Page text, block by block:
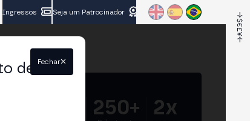
Ingressos Seja um Patrocinador
250+ 2x
de
Fechar